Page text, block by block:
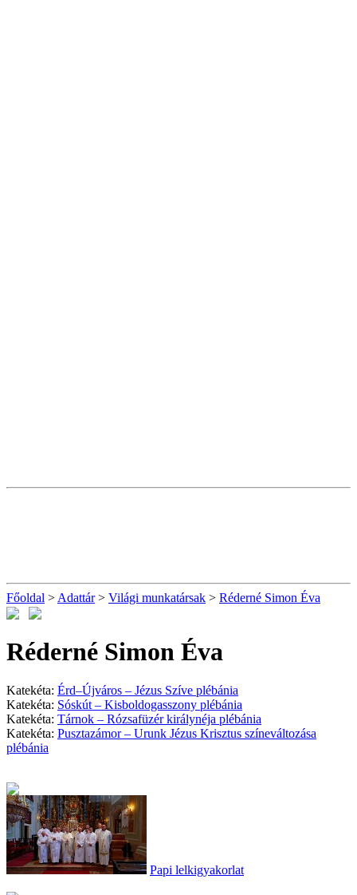
Főoldal > Adattár> Világi munkatársak > Réderné Simon Éva
Réderné Simon Éva
Katekéta: Érd–Újváros – Jézus Szíve plébánia
Katekéta: Sóskút – Kisboldogasszony plébánia
Katekéta: Tárnok – Rózsafüzér királynéja plébánia
Katekéta: Pusztazámor – Urunk Jézus Krisztus színeváltozása
plébánia
Papi lelkigyakorlat